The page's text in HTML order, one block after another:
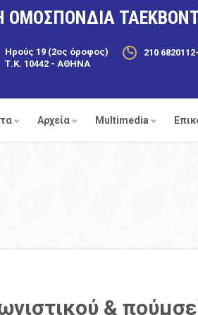
ΟΜΟΣΠΟΝΔΙΑ
Ηρούς 19 (2ος όροφος)
Τ.Κ. 10442 - ΑΘΗΝΑ
210
Αρχεία Multimedia
&